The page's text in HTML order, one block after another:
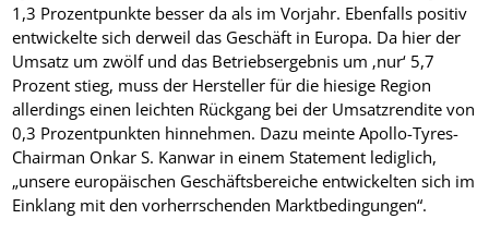
1,3 Prozentpunkte besser da als im Vorjahr. Ebenfalls positiv
entwickelte sich derweil das Geschäft in Europa. Da hier der
Umsatz um zwölf und das Betriebsergebnis um ‚nur‘ 5,7
Prozent stieg, muss der Hersteller für die hiesige Region
allerdings einen leichten Rückgang bei der Umsatzrendite von
0,3 Prozentpunkten hinnehmen. Dazu meinte Apollo-Tyres-
Chairman Onkar S. Kanwar in einem Statement lediglich,
„unsere europäischen Geschäftsbereiche entwickelten sich im
Einklang mit den vorherrschenden Marktbedingungen“.